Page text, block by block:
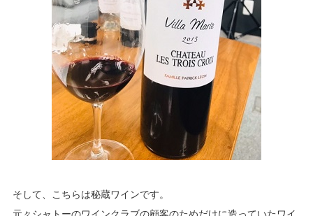
そして、こちらは秘蔵ワインです。